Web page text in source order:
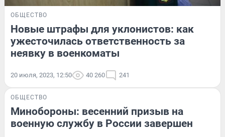
ОБЩЕСТВО
Новые штрафы для уклонистов: как
ужесточилась ответственность за
неявку в военкоматы
20 июля, 2023, 12:50 40 260 241
ОБЩЕСТВО
Минобороны: весенний призыв на
военную службу в России завершен